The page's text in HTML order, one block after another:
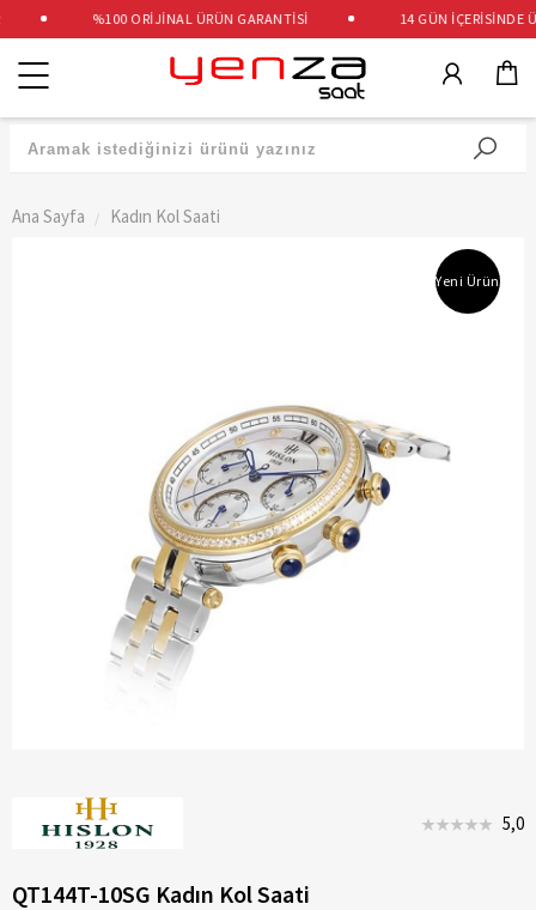
%100 ORİJİNAL ÜRÜN GARANTİSİ 14 GÜN İÇERİSİNDE
Kategoriler
Ana Sayfa Kadın Kol Saati
Yeni Ürün
5,0
QT144T-10SG Kadın Kol Saati